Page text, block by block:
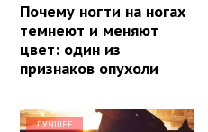
Почему ногти на ногах
темнеют и меняют
цвет: один из
признаков опухоли
ЛУЧШЕЕ